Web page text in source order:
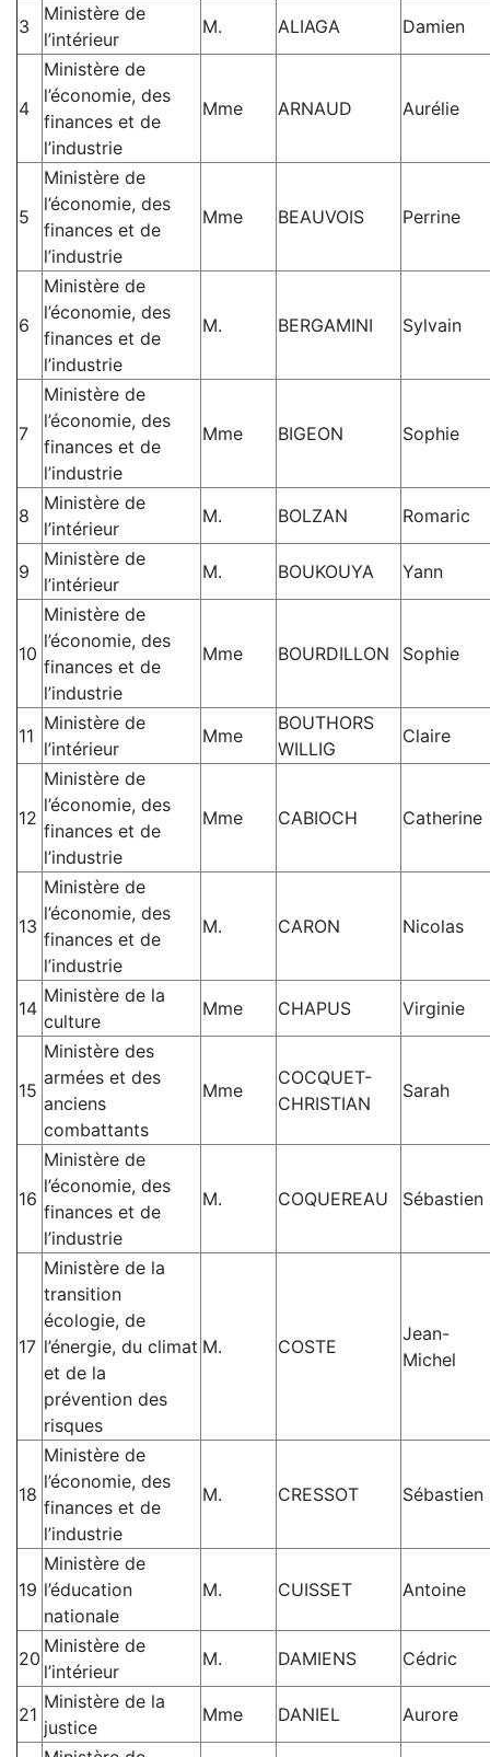
3
Ministère de
l’intérieur
M. ALIAGA Damien
4
Ministère de
l’économie, des
finances et de
l’industrie
Mme ARNAUD Aurélie
5
Ministère de
l’économie, des
finances et de
l’industrie
Mme BEAUVOIS Perrine
6
Ministère de
l’économie, des
finances et de
l’industrie
M. BERGAMINI Sylvain
7
Ministère de
l’économie, des
finances et de
l’industrie
Mme BIGEON Sophie
8
Ministère de
l’intérieur
M. BOLZAN Romaric
9
Ministère de
l’intérieur
M. BOUKOUYA Yann
10
Ministère de
l’économie, des
finances et de
l’industrie
Mme BOURDILLON Sophie
11
Ministère de
l’intérieur
Mme
BOUTHORS
WILLIG
Claire
12
Ministère de
l’économie, des
finances et de
l’industrie
Mme CABIOCH Catherine
13
Ministère de
l’économie, des
finances et de
l’industrie
M. CARON Nicolas
14
Ministère de la
culture
Mme CHAPUS Virginie
15
Ministère des
armées et des
anciens
combattants
Mme
COCQUET-
CHRISTIAN
Sarah
16
Ministère de
l’économie, des
finances et de
l’industrie
M. COQUEREAU Sébastien
17
Ministère de la
transition
écologie, de
l’énergie, du climat
et de la
prévention des
risques
M. COSTE
Jean-
Michel
18
Ministère de
l’économie, des
finances et de
l’industrie
M. CRESSOT Sébastien
19
Ministère de
l’éducation
nationale
M. CUISSET Antoine
20
Ministère de
l’intérieur
M. DAMIENS Cédric
21
Ministère de la
justice
Mme DANIEL
Aurore